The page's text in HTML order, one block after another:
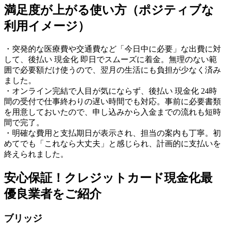
満足度が上がる使い方（ポジティブな
利用イメージ）
・突発的な医療費や交通費など「今日中に必要」な出費に対
して、後払い 現金化 即日でスムーズに着金。無理のない範
囲で必要額だけ使うので、翌月の生活にも負担が少なく済み
ました。
・オンライン完結で人目が気にならず、後払い 現金化 24時
間の受付で仕事終わりの遅い時間でも対応。事前に必要書類
を用意しておいたので、申し込みから入金までの流れも短時
間で完了。
・明確な費用と支払期日が表示され、担当の案内も丁寧。初
めてでも「これなら大丈夫」と感じられ、計画的に支払いを
終えられました。
安心保証！クレジットカード現金化最
優良業者をご紹介
ブリッジ